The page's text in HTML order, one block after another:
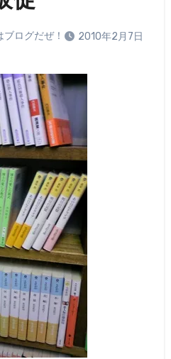
ログだぜ！ 2010年2月7日